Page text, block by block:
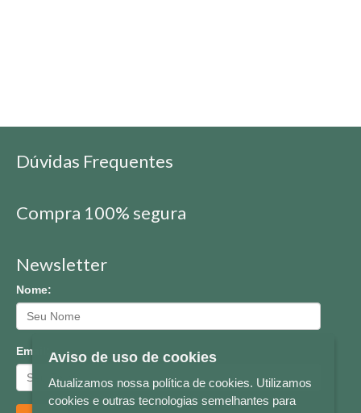
Dúvidas Frequentes
Compra 100% segura
Newsletter
Nome:
Email: Aviso de uso de cookies
Atualizamos nossa política de cookies. Utilizamos
cookies e outras tecnologias semelhantes para